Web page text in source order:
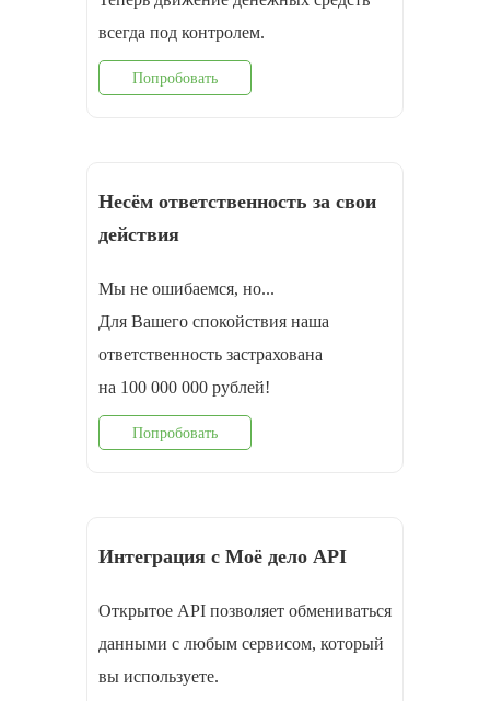
всегда под контролем.
Попробовать
Несём ответственность за свои
действия
Мы не ошибаемся, но...
Для Вашего спокойствия наша
ответственность застрахована
на 100 000 000 рублей!
Попробовать
Интеграция с Моё дело API
Открытое API позволяет обмениваться
данными с любым сервисом, который
вы используете.